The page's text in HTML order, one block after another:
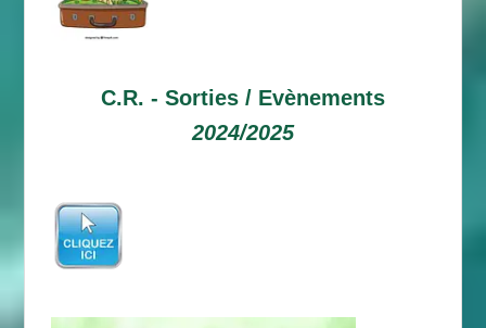
C.R. - Sorties / Evènements
2024/2025